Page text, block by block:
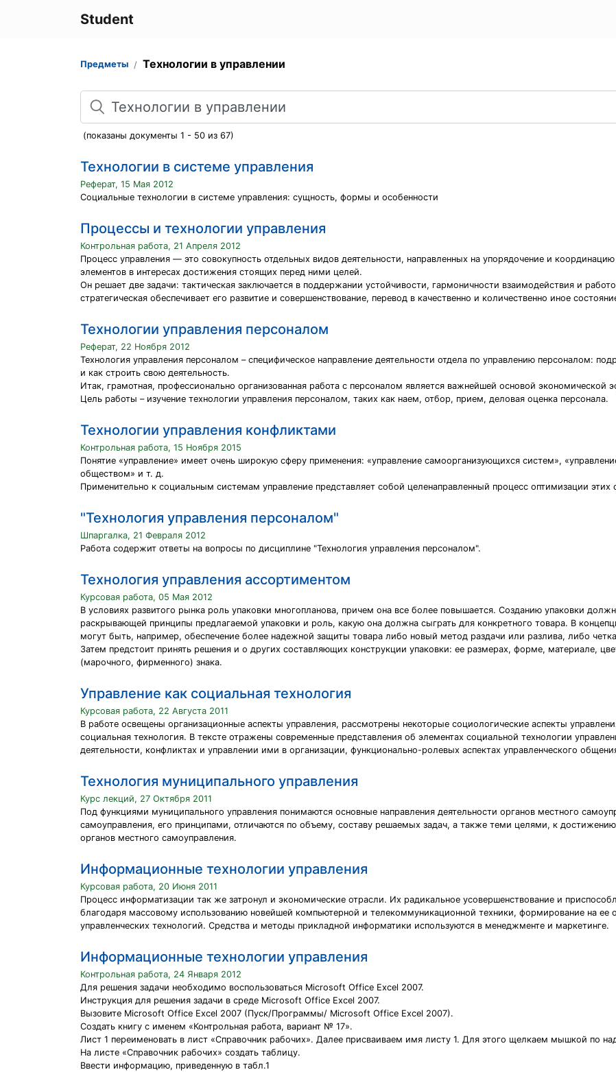
Student
Предметы Технологии в управлении
Поиск
(показаны документы 1 - 50 из 67)
Технологии в системе управления
Реферат, 15 Мая 2012
Социальные технологии в системе управления: сущность, формы и особенности
Процессы и технологии управления
Контрольная работа, 21 Апреля 2012
Процесс управления — это совокупность отдельных видов деятельности, направленных на упорядочение и
элементов в интересах достижения стоящих перед ними целей.
Он решает две задачи: тактическая заключается в поддержании устойчивости, гармоничности взаимодействия и
стратегическая обеспечивает его развитие и совершенствование, перевод в качественно и количественно иное
Технологии управления персоналом
Реферат, 22 Ноября 2012
Технология управления персоналом – специфическое направление деятельности отдела по управлению персоналом:
и как строить свою деятельность.
Итак, грамотная, профессионально организованная работа с персоналом является важнейшей основой
Цель работы – изучение технологии управления персоналом, таких как наем, отбор, прием, деловая оценка персонала.
Технологии управления конфликтами
Контрольная работа, 15 Ноября 2015
Понятие «управление» имеет очень широкую сферу применения: «управление самоорганизующихся систем»,
обществом» и т. д.
Применительно к социальным системам управление представляет собой целенаправленный процесс оптимизации
"Технология управления персоналом"
Шпаргалка, 21 Февраля 2012
Работа содержит ответы на вопросы по дисциплине "Технология управления персоналом".
Технология управления ассортиментом
Курсовая работа, 05 Мая 2012
В условиях развитого рынка роль упаковки многопланова, причем она все более повышается. Созданию упаковки
раскрывающей принципы предлагаемой упаковки и роль, какую она должна сыграть для конкретного товара. В
могут быть, например, обеспечение более надежной защиты товара либо новый метод раздачи или разлива, либо
Затем предстоит принять решения и о других составляющих конструкции упаковки: ее размерах, форме, мате­риале,
(марочного, фирмен­ного) знака.
Управление как социальная технология
Курсовая работа, 22 Августа 2011
В работе освещены организационные аспекты управления, рассмотрены некоторые социологические аспекты
социальная технология. В тексте отражены современные представления об элементах социальной технологии
деятельности, конфликтах и управлении ими в организации, функционально-ролевых аспектах управленческого
Технология муниципального управления
Курс лекций, 27 Октября 2011
Под функциями муниципального управления понимаются основные направления деятельности органов местного
самоуправления, его принципами, отличаются по объему, составу решаемых задач, а также теми целями, к
органов местного самоуправления.
Информационные технологии управления
Курсовая работа, 20 Июня 2011
Процесс информатизации так же затронул и экономические отрасли. Их радикальное усовершенствование и
благодаря массовому использованию новейшей компьютерной и телекоммуникационной техники, формирование на
управленческих технологий. Средства и методы прикладной информатики используются в менеджменте и маркетинге.
Информационные технологии управления
Контрольная работа, 24 Января 2012
Для решения задачи необходимо воспользоваться Microsoft Office Excel 2007.
Инструкция для решения задачи в среде Microsoft Office Excel 2007.
Вызовите Microsoft Office Excel 2007 (Пуск/Программы/ Microsoft Office Excel 2007).
Создать книгу с именем «Контрольная работа, вариант № 17».
Лист 1 переименовать в лист «Справочник рабочих». Далее присваиваем имя листу 1. Для этого щелкаем мышкой по
На листе «Справочник рабочих» создать таблицу.
Ввести информацию, приведенную в табл.1